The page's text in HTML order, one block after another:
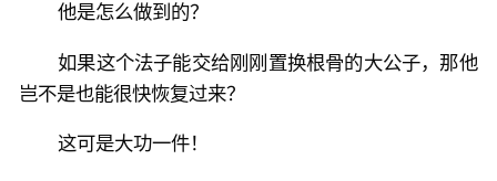
他是怎么做到的？
如果这个法子能交给刚刚置换根骨的大公子，那他
岂不是也能很快恢复过来？
这可是大功一件！